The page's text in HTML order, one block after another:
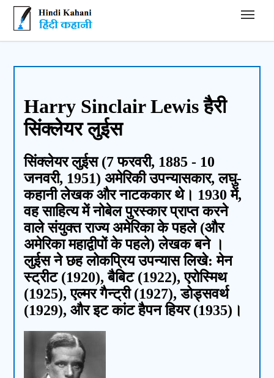
Hindi Kahani - हिंदी कहानी
Harry Sinclair Lewis हैरी
सिंक्लेयर लुईस
सिंक्लेयर लुईस (7 फरवरी, 1885 - 10
जनवरी, 1951) अमेरिकी उपन्यासकार, लघु-
कहानी लेखक और नाटककार थे। 1930 में,
वह साहित्य में नोबेल पुरस्कार प्राप्त करने
वाले संयुक्त राज्य अमेरिका के पहले (और
अमेरिका महाद्वीपों के पहले) लेखक बने ।
लुईस ने छह लोकप्रिय उपन्यास लिखे: मेन
स्ट्रीट (1920), बैबिट (1922), एरोस्मिथ
(1925), एल्मर गैन्ट्री (1927), डोड्सवर्थ
(1929), और इट कांट हैपन हियर (1935)।